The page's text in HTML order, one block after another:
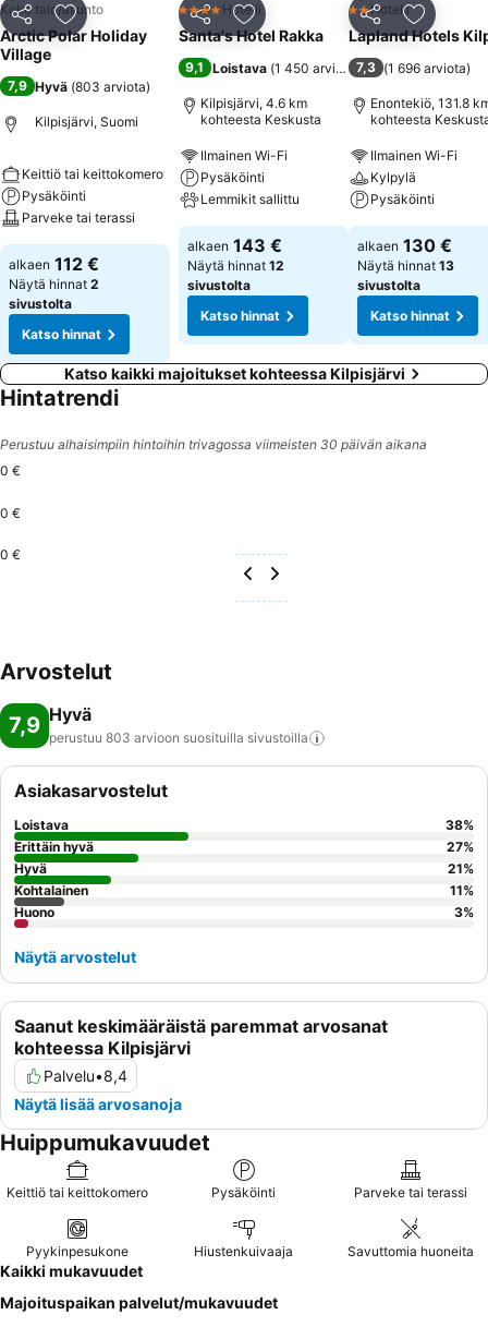
Jaa Lisää suosikkeihin
Koko talo/asunto
Arctic Polar Holiday
Village
7,9 Hyvä (803 arviota)
Kilpisjärvi, Suomi
Keittiö tai keittokomero
Pysäköinti
Parveke tai terassi
alkaen 112 €
Näytä hinnat 2
sivustolta
Katso hinnat
Jaa Lisää suosikkeihin
4 Tähtiluokitus
Hotelli
Santa's Hotel Rakka
9,1 Loistava (1 450 arviota )
Kilpisjärvi, 4.6 km
kohteesta Keskusta
Ilmainen Wi-Fi
Pysäköinti
Lemmikit sallittu
alkaen 143 €
Näytä hinnat 12
sivustolta
Katso hinnat
Jaa Lisää
2 Tähtiluokitus
Hotelli
Lapland Hotels
7,3 (1 696 arviota)
Enontekiö, 131.8
kohteesta
Ilmainen Wi-Fi
Kylpylä
Pysäköinti
alkaen 130 €
Näytä hinnat 13
sivustolta
Katso hinnat
Katso kaikki majoitukset kohteessa Kilpisjärvi
Hintatrendi
Perustuu alhaisimpiin hintoihin trivagossa viimeisten 30 päivän aikana
0 €
0 €
0 €
Arvostelut
7,9 Hyvä
perustuu 803 arvioon suosituilla sivustoilla
Saanut keskimääräistä paremmat arvosanat
kohteessa Kilpisjärvi
Palvelu•8,4
Näytä lisää arvosanoja
Asiakasarvostelut
Loistava 38%
Erittäin hyvä
27%
Hyvä
21%
Kohtalainen
11%
Huono
3%
Näytä arvostelut
Huippumukavuudet
Keittiö tai keittokomero Pysäköinti Parveke tai terassi
Pyykinpesukone Hiustenkuivaaja Savuttomia huoneita
Kaikki mukavuudet
Majoituspaikan palvelut/mukavuudet